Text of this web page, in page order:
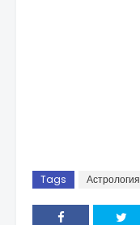
Tags Астрология